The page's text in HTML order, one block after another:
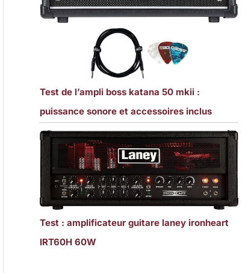
Test de l’ampli boss katana 50 mkii :
puissance sonore et accessoires inclus
Test : amplificateur guitare laney ironheart
IRT60H 60W